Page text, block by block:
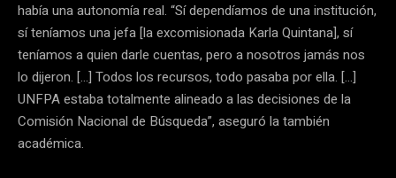
había una autonomía real. “Sí dependíamos de una institución,
sí teníamos una jefa [la excomisionada Karla Quintana], sí
teníamos a quien darle cuentas, pero a nosotros jamás nos
lo dijeron. […] Todos los recursos, todo pasaba por ella. […]
UNFPA estaba totalmente alineado a las decisiones de la
Comisión Nacional de Búsqueda”, aseguró la también
académica.